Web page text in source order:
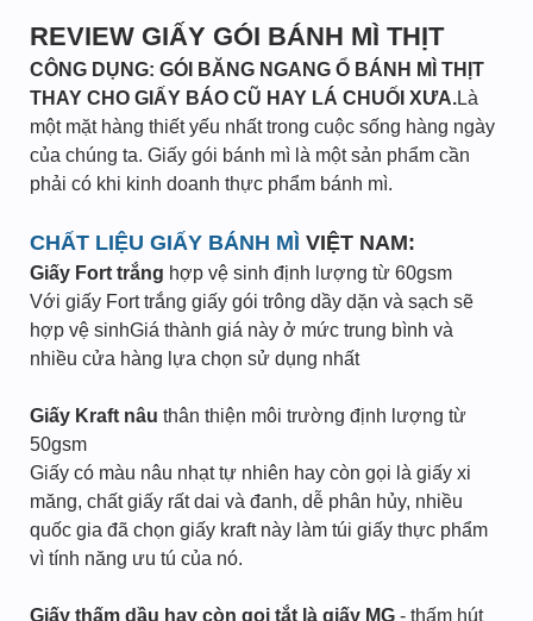
REVIEW GIẤY GÓI BÁNH MÌ THỊT
CÔNG DỤNG: GÓI BĂNG NGANG Ổ BÁNH MÌ THỊT
THAY CHO GIẤY BÁO CŨ HAY LÁ CHUỐI XƯA.Là
một mặt hàng thiết yếu nhất trong cuộc sống hàng ngày
của chúng ta. Giấy gói bánh mì là một sản phẩm cần
phải có khi kinh doanh thực phẩm bánh mì.
CHẤT LIỆU GIẤY BÁNH MÌ VIỆT NAM:
Giấy Fort trắng hợp vệ sinh định lượng từ 60gsm
Với giấy Fort trắng giấy gói trông dầy dặn và sạch sẽ
hợp vệ sinhGiá thành giá này ở mức trung bình và
nhiều cửa hàng lựa chọn sử dụng nhất
Giấy Kraft nâu thân thiện môi trường định lượng từ
50gsm
Giấy có màu nâu nhạt tự nhiên hay còn gọi là giấy xi
măng, chất giấy rất dai và đanh, dễ phân hủy, nhiều
quốc gia đã chọn giấy kraft này làm túi giấy thực phẩm
vì tính năng ưu tú của nó.
Giấy thấm dầu hay còn gọi tắt là giấy MG - thấm hút